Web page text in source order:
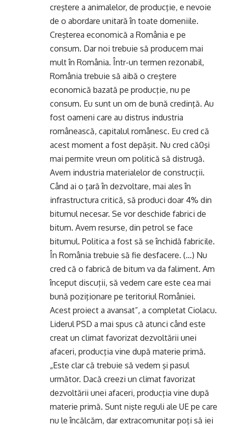
creştere a animalelor, de producţie, e nevoie
de o abordare unitară în toate domeniile.
Creşterea economică a România e pe
consum. Dar noi trebuie să producem mai
mult în România. Într-un termen rezonabil,
România trebuie să aibă o creştere
economică bazată pe producţie, nu pe
consum. Eu sunt un om de bună credinţă. Au
fost oameni care au distrus industria
românească, capitalul românesc. Eu cred că
acest moment a fost depăşit. Nu cred că0şi
mai permite vreun om politică să distrugă.
Avem industria materialelor de construcţii.
Când ai o ţară în dezvoltare, mai ales în
infrastructura critică, să produci doar 4% din
bitumul necesar. Se vor deschide fabrici de
bitum. Avem resurse, din petrol se face
bitumul. Politica a fost să se închidă fabricile.
În România trebuie să fie desfacere. (…) Nu
cred că o fabrică de bitum va da faliment. Am
început discuţii, să vedem care este cea mai
bună poziţionare pe teritoriul României.
Acest proiect a avansat”, a completat Ciolacu.
Liderul PSD a mai spus că atunci când este
creat un climat favorizat dezvoltării unei
afaceri, producţia vine după materie primă.
„Este clar că trebuie să vedem şi pasul
următor. Dacă creezi un climat favorizat
dezvoltării unei afaceri, producţia vine după
materie primă. Sunt nişte reguli ale UE pe care
nu le încălcăm, dar extracomunitar poţi să iei